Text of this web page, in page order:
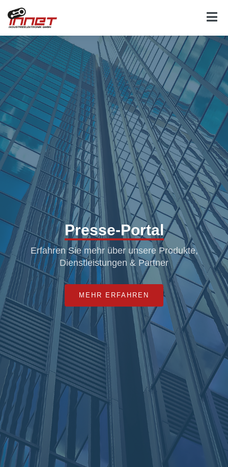
Presse-Portal
Erfahren Sie mehr über unsere Produkte,
Dienstleistungen & Partner
MEHR ERFAHREN